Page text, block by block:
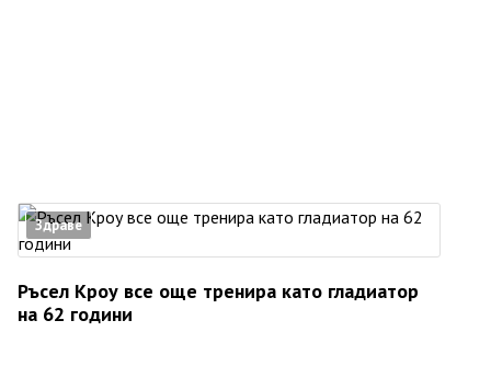
Здраве
Ръсел Кроу все още тренира като гладиатор
на 62 години